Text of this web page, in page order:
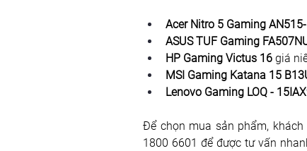
Acer Nitro 5 Gaming
ASUS TUF Gaming
HP Gaming Victus 16 giá
MSI Gaming Katana 15
Lenovo Gaming LOQ -
Để chọn mua sản phẩm,
1800 6601 để được tư vấn